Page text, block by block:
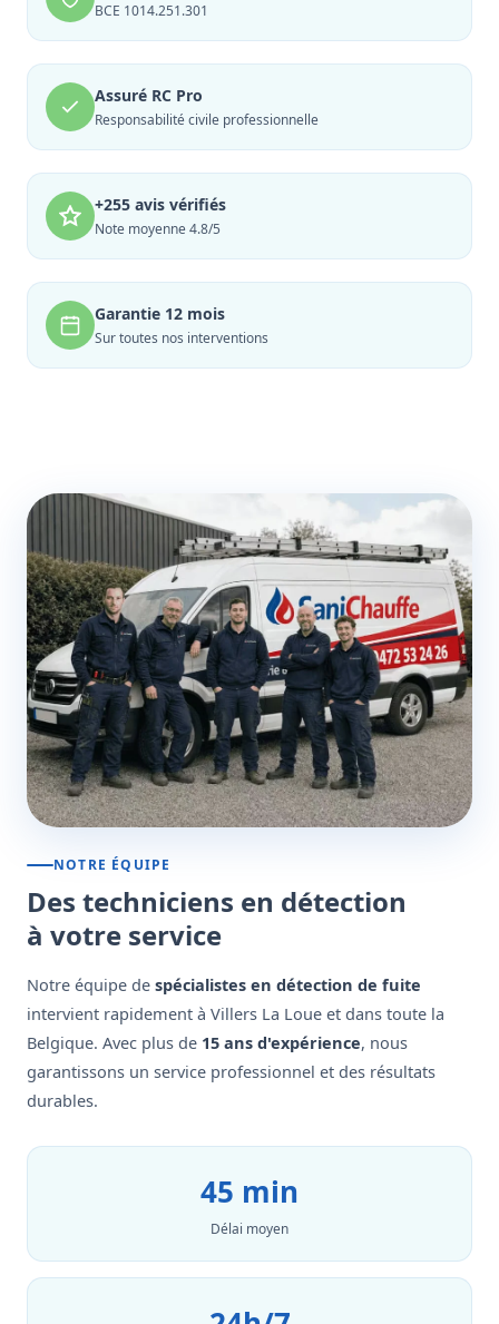
BCE 1014.251.301
Assuré RC Pro
Responsabilité civile professionnelle
+255 avis vérifiés
Note moyenne 4.8/5
Garantie 12 mois
Sur toutes nos interventions
NOTRE ÉQUIPE
Des techniciens en détection
à votre service
Notre équipe de spécialistes en détection de fuite
intervient rapidement à Villers La Loue et dans toute la
Belgique. Avec plus de 15 ans d'expérience, nous
garantissons un service professionnel et des résultats
durables.
45 min
Délai moyen